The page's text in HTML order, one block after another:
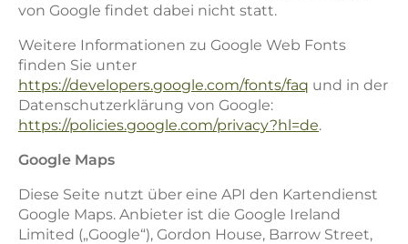
von Google findet dabei nicht statt.
Weitere Informationen zu Google Web Fonts
finden Sie unter
https://developers.google.com/fonts/faq und in der
Datenschutzerklärung von Google:
https://policies.google.com/privacy?hl=de.
Google Maps
Diese Seite nutzt über eine API den Kartendienst
Google Maps. Anbieter ist die Google Ireland
Limited („Google“), Gordon House, Barrow Street,